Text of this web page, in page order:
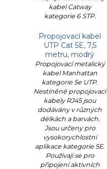
kabel Catway
kategorie 6 STP.
Propojovací kabel
UTP Cat 5E, 7,5
metru, modrý
Propojovací metalický
kabel Manhattan
kategorie 5e UTP.
Nestíněné propojovací
kabely RJ45 jsou
dodávány v různých
délkách a barvách.
Jsou určeny pro
vysokorychlostní
aplikace kategorie 5E.
Používají se pro
připojení aktivních